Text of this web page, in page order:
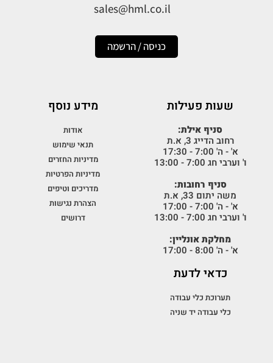
sales@hml.co.il
כניסה / הרשמה
שעות פעילות
סניף אילת:
רחוב הדייג 3, א.ת
א' - ה' 7:00 - 17:30
ו' וערבי חג 7:00 - 13:00
סניף רחובות:
משה יתום 33, א.ת
א' - ה' 7:00 - 17:00
ו' וערבי חג 7:00 - 13:00
מחלקת אונליין:
א' - ה' 8:00 - 17:00
מידע נוסף
אודות
תנאי שימוש
מדיניות החזרים
מדיניות הפרטיות
מדריכים וטיפים
הצהרת נגישות
דרושים
כדאי לדעת
תערוכת כלי עבודה
כלי עבודה יד שניה